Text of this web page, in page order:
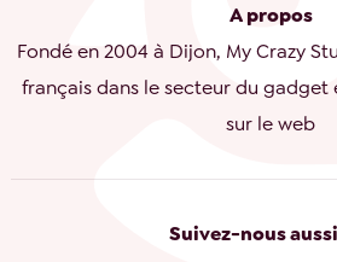
A propos
Fondé en 2004 à Dijon, My Crazy
français dans le secteur du
sur le web
Suivez-nous